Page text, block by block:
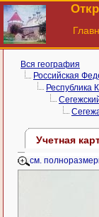
Вся география
Российская
Республика
Учетная
см.